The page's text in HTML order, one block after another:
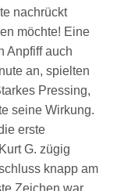
nachrückt
möchte! Eine
Anpfiff auch
an, spielten
Pressing,
seine Wirkung.
erste
G. zügig
knapp am
Zeichen war